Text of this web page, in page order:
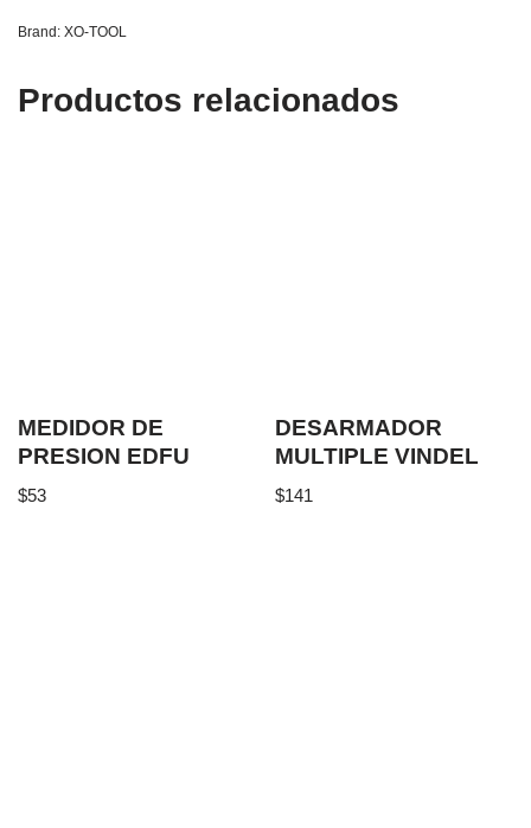
Brand: XO-TOOL
Productos relacionados
MEDIDOR DE
PRESION EDFU
$53
DESARMADOR
MULTIPLE VINDEL
$141